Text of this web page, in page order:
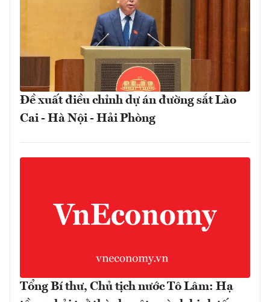
Đề xuất điều chỉnh dự án đường sắt Lào
Cai - Hà Nội - Hải Phòng
Tổng Bí thư, Chủ tịch nước Tô Lâm: Hạ